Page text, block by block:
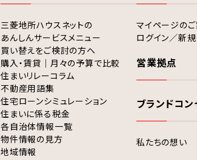
三菱地所ハウスネットの
あんしんサービスメニュー
買い替えをご検討の方へ
購入・賃貸｜月々の予算で比較
住まいリレーコラム
不動産用語集
住宅ローンシミュレーション
住まいに係る税金
各自治体情報一覧
物件情報の見方
地域情報
マイページの
ログイン／新
営業拠点
ブランドコン
私たちの想い